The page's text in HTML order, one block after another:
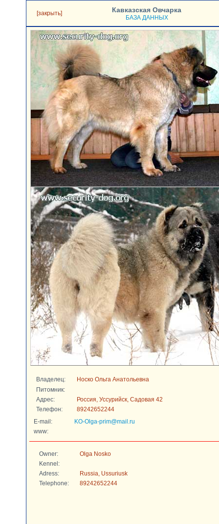
[закрыть] Кавказская Овчарка
БАЗА ДАННЫХ
Владелец:
Носко Ольга Анатольевна
Питомник:
Адрес:
Россия, Уссурийск, Садовая 42
Телефон:
89242652244
E-mail:
KO-Olga-prim@mail.ru
www:
Owner:
Olga Nosko
Kennel:
Adress:
Russia, Ussuriusk
Telephone:
89242652244